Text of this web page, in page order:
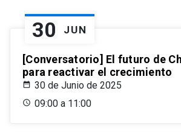
30 JUN
[Conversatorio] El futuro de
para reactivar el crecimiento
30 de Junio de 2025
09:00 a 11:00